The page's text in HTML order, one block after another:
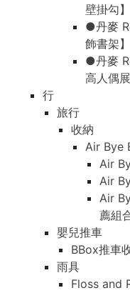
壁掛勾】
●丹麥
飾書架】
●丹麥
高人偶展
行
旅行
收納
Air Bye
Air
Air
Air
薦組
嬰兒推車
BBox推車
雨具
Floss and